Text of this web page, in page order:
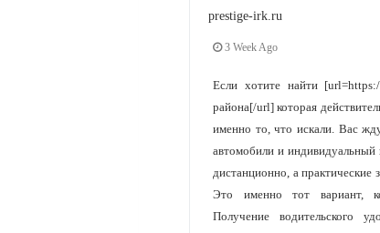
prestige-irk.ru
3 Week Ago
Если хотите найти
района[/url] которая
именно то, что искали. Вас
автомобили и
дистанционно, а практические
Это именно тот вариант,
Получение водительского